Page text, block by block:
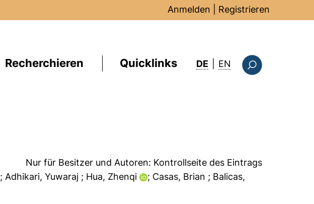
Anmelden Registrieren
Recherchieren Quicklinks DE EN : this page in
Nur für Besitzer und Autoren: Kontrollseite des Eintrags
; Adhikari, Yuwaraj ; Hua, Zhenqi ; Casas, Brian ; Balicas,